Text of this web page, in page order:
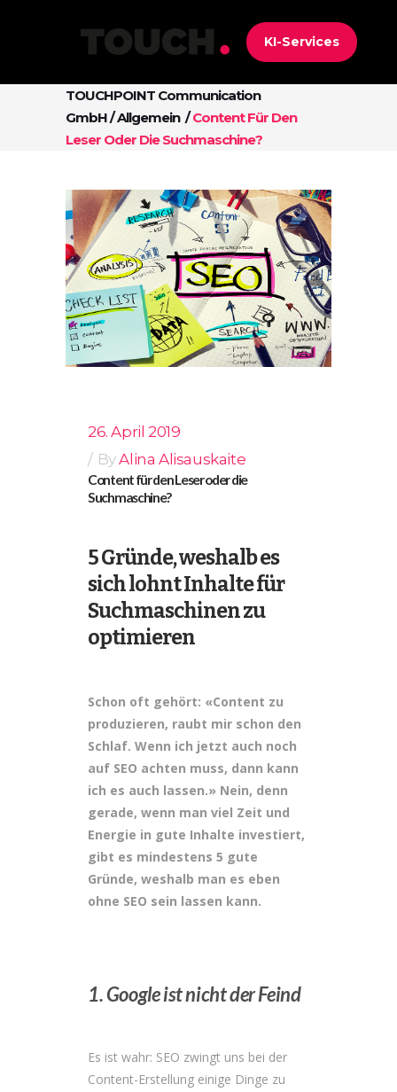
KI-Services
TOUCHPOINT Communication
GmbH/Allgemein /Content Für Den
Leser Oder Die Suchmaschine?
26. April 2019
ByAlina Alisauskaite
Content für den Leser oder die
Suchmaschine?
5 Gründe, weshalb es
sich lohnt Inhalte für
Suchmaschinen zu
optimieren
Schon oft gehört: «Content zu
produzieren, raubt mir schon den
Schlaf. Wenn ich jetzt auch noch
auf SEO achten muss, dann kann
ich es auch lassen.» Nein, denn
gerade, wenn man viel Zeit und
Energie in gute Inhalte investiert,
gibt es mindestens 5 gute
Gründe, weshalb man es eben
ohne SEO sein lassen kann.
1. Google ist nicht der Feind
Es ist wahr: SEO zwingt uns bei der
Content-Erstellung einige Dinge zu